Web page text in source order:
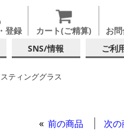
登録 カート(ご精算) お
SNS/情報 ご利
ティンググラス
前の商品 次の